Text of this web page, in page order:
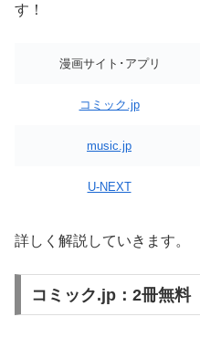
す！
漫画サイト･アプリ
コミック.jp
music.jp
U-NEXT
詳しく解説していきます。
コミック.jp：2冊無料